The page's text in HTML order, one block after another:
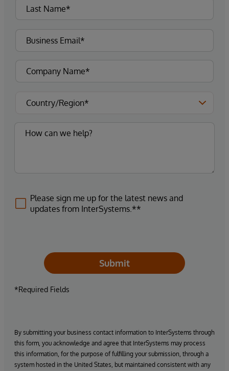
Please sign me up for the latest news and
updates from InterSystems.**
Submit
*Required Fields
By submitting your business contact information to InterSystems through
this form, you acknowledge and agree that InterSystems may process
this information, for the purpose of fulfilling your submission, through a
system hosted in the United States, but maintained consistent with any